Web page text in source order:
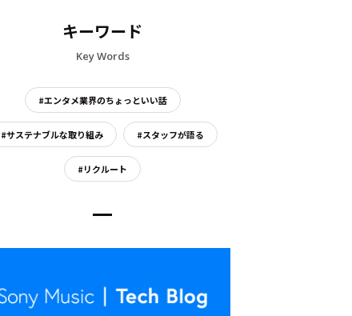
キーワード
Key Words
#エンタメ業界のちょっといい話
#サステナブルな取り組み #スタッフが語る
#リクルート